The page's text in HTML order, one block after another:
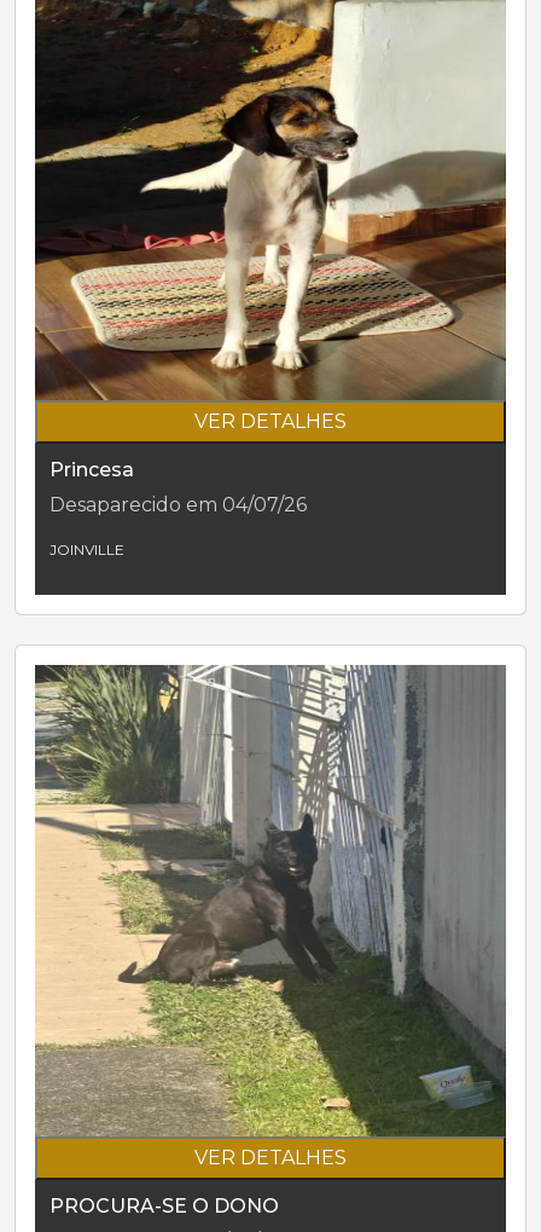
VER DETALHES
Princesa
Desaparecido em 04/07/26
JOINVILLE
VER DETALHES
PROCURA-SE O DONO